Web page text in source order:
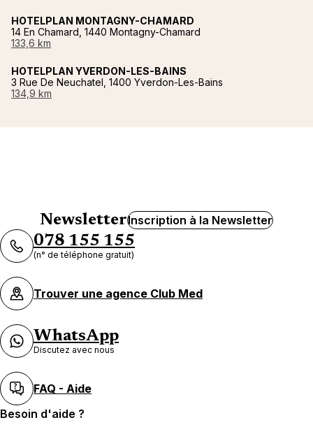
HOTELPLAN MONTAGNY-CHAMARD
14 En Chamard, 1440 Montagny-Chamard
133,6 km
HOTELPLAN YVERDON-LES-BAINS
3 Rue De Neuchatel, 1400 Yverdon-Les-Bains
134,9 km
NewsletterInscription à la Newsletter
078 155 155
(n° de téléphone gratuit)
Trouver une agence Club Med
WhatsApp
Discutez avec nous
FAQ - Aide
Besoin d'aide ?